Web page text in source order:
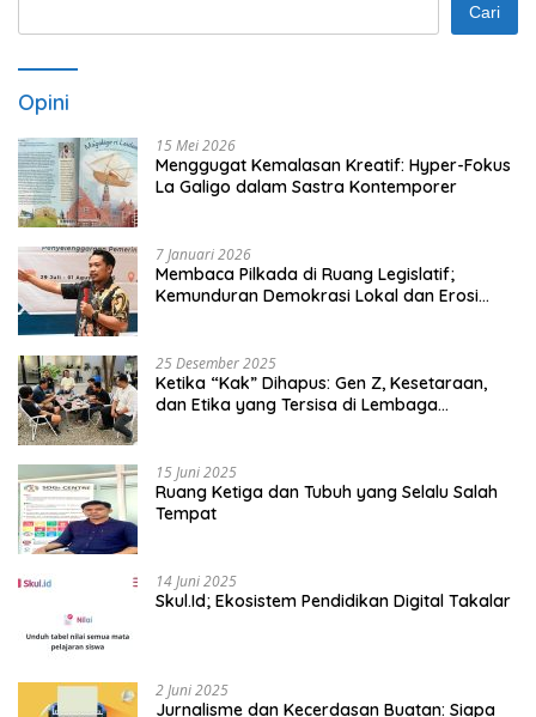
Cari
Opini
15 Mei 2026
Menggugat Kemalasan Kreatif: Hyper-Fokus
La Galigo dalam Sastra Kontemporer
7 Januari 2026
Membaca Pilkada di Ruang Legislatif;
Kemunduran Demokrasi Lokal dan Erosi
25 Desember 2025
Ketika “Kak” Dihapus: Gen Z, Kesetaraan,
dan Etika yang Tersisa di Lembaga
15 Juni 2025
Ruang Ketiga dan Tubuh yang Selalu Salah
Tempat
14 Juni 2025
Skul.Id; Ekosistem Pendidikan Digital Takalar
2 Juni 2025
Jurnalisme dan Kecerdasan Buatan: Siapa